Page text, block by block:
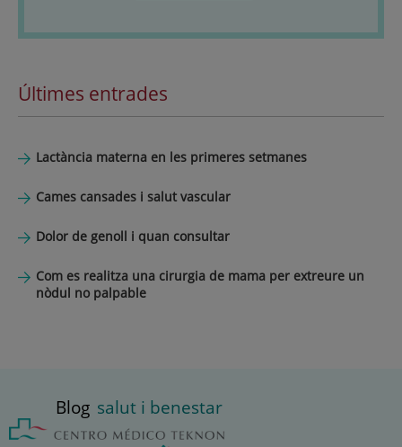
Últimes entrades
Lactància materna en les primeres setmanes
Cames cansades i salut vascular
Dolor de genoll i quan consultar
Com es realitza una cirurgia de mama per extreure un
nòdul no palpable
Blog salut i benestar